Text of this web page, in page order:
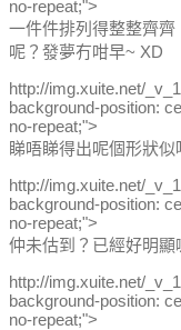
no-repeat;">
一件件排列得整整齊
呢？發夢冇咁早~ XD
http://img.xuite.net/
background-position:
no-repeat;">
睇唔睇得出呢個形狀
http://img.xuite.net/
background-position:
no-repeat;">
仲未估到？已經好明顯
http://img.xuite.net/
background-position:
no-repeat;">